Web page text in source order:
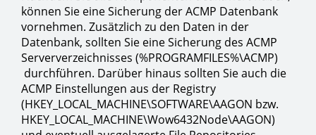
können Sie eine Sicherung der ACMP Datenbank
vornehmen. Zusätzlich zu den Daten in der
Datenbank, sollten Sie eine Sicherung des ACMP
Serververzeichnisses (%PROGRAMFILES%\ACMP)
durchführen. Darüber hinaus sollten Sie auch die
ACMP Einstellungen aus der Registry
(HKEY_LOCAL_MACHINE\SOFTWARE\AAGON bzw.
HKEY_LOCAL_MACHINE\Wow6432Node\AAGON)